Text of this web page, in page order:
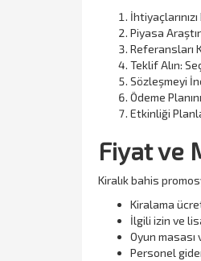
Piyasa
Referansları
Teklif Alın:
Sözleşmeyi
Ödeme
Etkinliği
Fiyat ve
Kiralık bahis
Kiralama
İlgili izin ve
Oyun
Personel